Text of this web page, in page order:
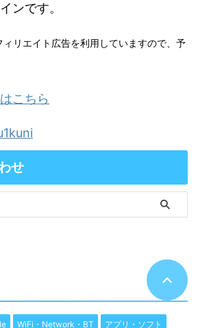
ンです。
リエイト広告を利用していますので、予
こちら
せ
WiFi・Network・BT アプリ・ソフト